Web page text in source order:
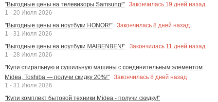
"Выгодные цены на телевизоры Samsung!"
Закончилась 19 дней назад
1 - 20 Июля 2026
"Выгодные цены на ноутбуки HONOR!"
Закончилась 8 дней назад
1 - 31 Июля 2026
"Выгодные цены на ноутбуки MAIBENBEN!"
Закончилась 11 дней назад
1 - 28 Июля 2026
"Купи стиральную и сушильную машины с соединительным элементом
Midea, Toshiba — получи скидку 20%!"
Закончилась 8 дней назад
1 - 31 Июля 2026
"Купи комплект бытовой техники Midea - получи скидку!"